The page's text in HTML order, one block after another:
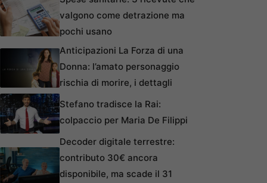
valgono come detrazione ma
pochi usano
Anticipazioni La Forza di una
Donna: l’amato personaggio
rischia di morire, i dettagli
Stefano tradisce la Rai:
colpaccio per Maria De Filippi
Decoder digitale terrestre:
contributo 30€ ancora
disponibile, ma scade il 31